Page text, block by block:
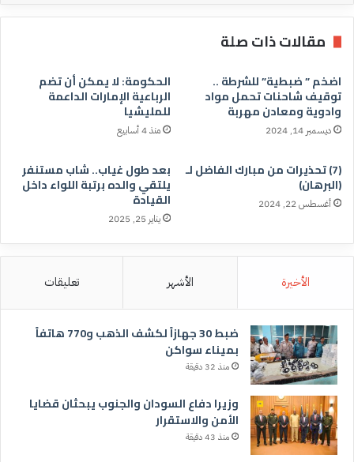
مقالات ذات صلة
اضخم ” ضبطية” للشرطة ..
توقيف شاحنات تحمل مواد
وادوية ومعادن مهربة
ديسمبر 14, 2024
الحكومة: لا يمكن أن تضم
الرباعية الإمارات الداعمة
للمليشيا
منذ 4 أسابيع
(7) تحذيرات من مبارك الفاضل لـ
(البرهان)
أغسطس 22, 2024
بعد طول غياب.. شاب مستنفر
يلتقي والده برتبة اللواء داخل
القيادة
يناير 25, 2025
الأخيرة الأشهر تعليقات
ضبط 30 جهازاً لكشف الذهب و770 هاتفاً
بميناء سواكن
منذ 32 دقيقة
وزيرا دفاع السودان والجنوب يبحثان قضايا
الأمن والاستقرار
منذ 43 دقيقة